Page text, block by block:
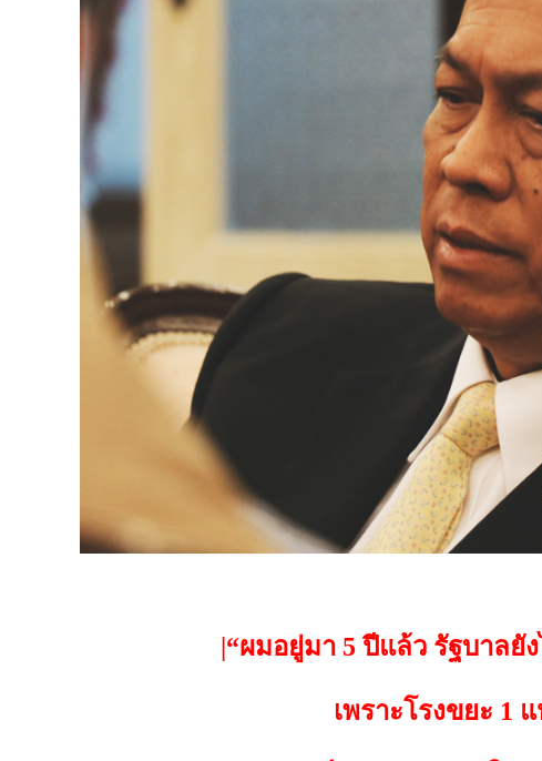
|“ผมอยู่มา 5 ปีแล้ว รัฐบาลยั
เพราะโรงขยะ 1